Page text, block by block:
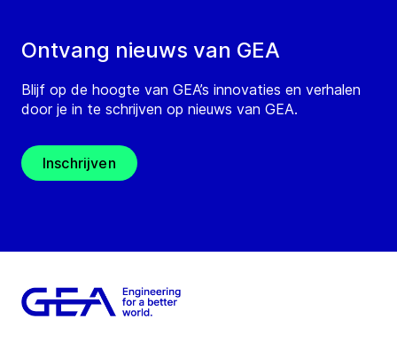
Ontvang nieuws van GEA
Blijf op de hoogte van GEA’s innovaties en verhalen
door je in te schrijven op nieuws van GEA.
Inschrijven